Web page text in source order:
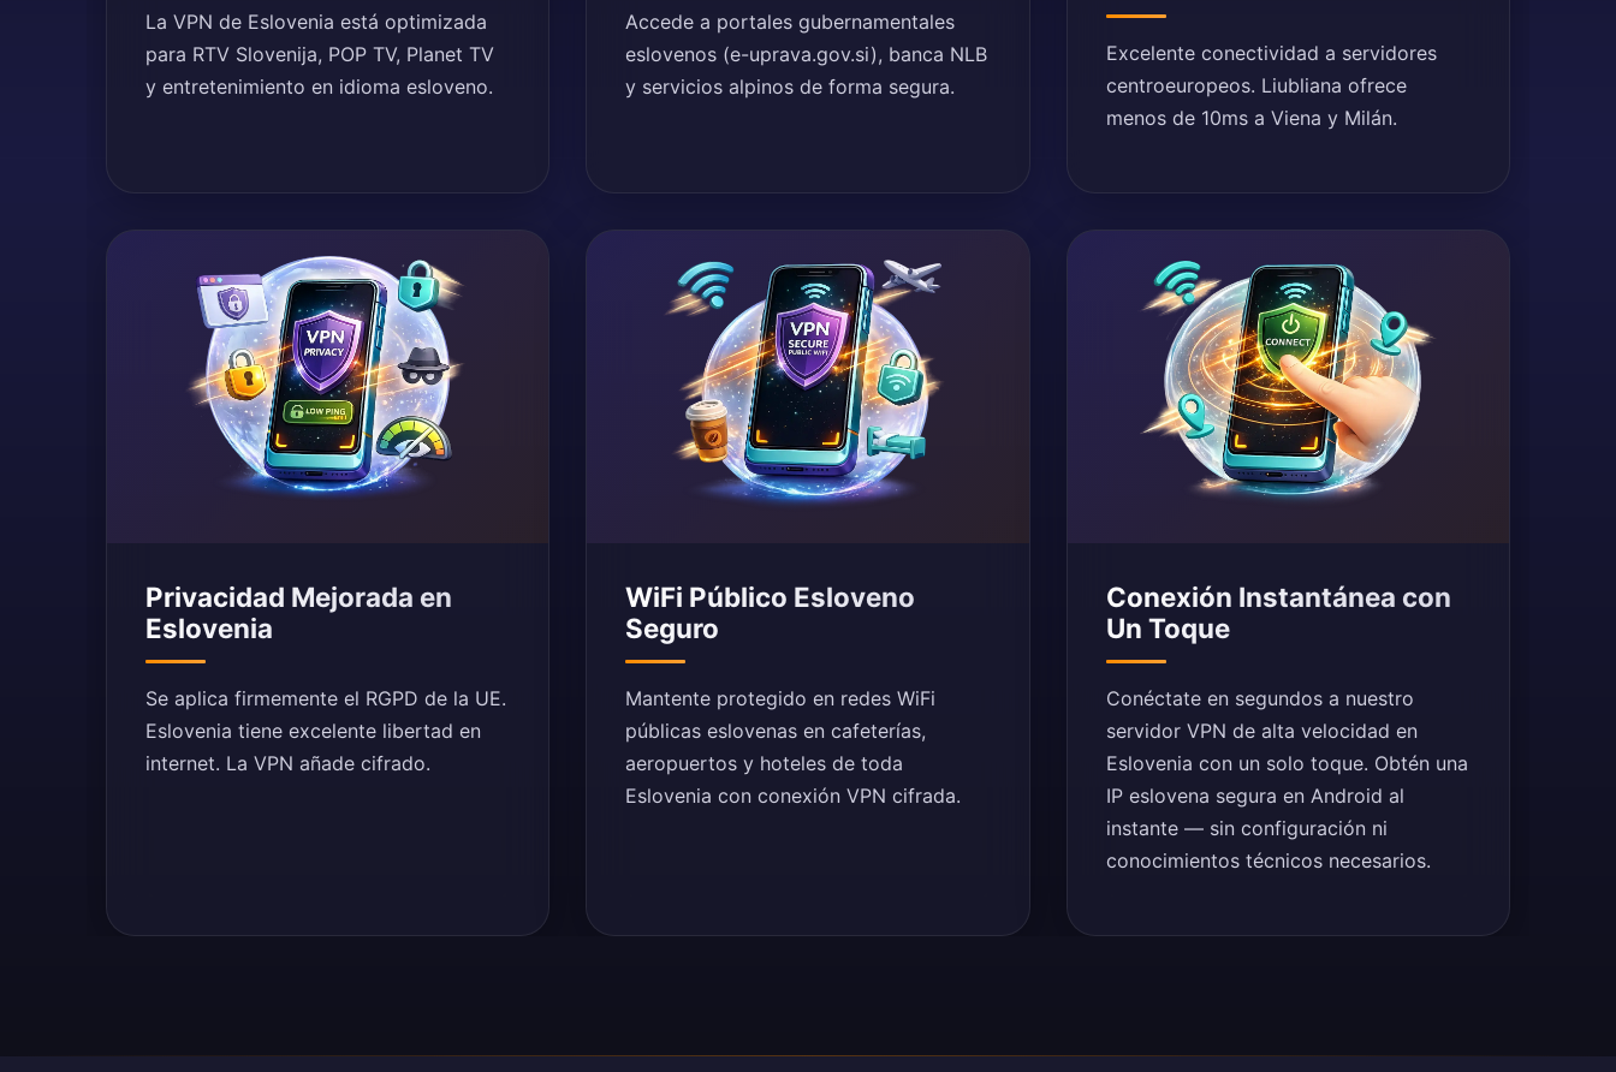
La VPN de Eslovenia está optimizada
para RTV Slovenija, POP TV, Planet TV
y entretenimiento en idioma esloveno.
Accede a portales gubernamentales
eslovenos (e-uprava.gov.si), banca NLB
y servicios alpinos de forma segura.
Excelente conectividad a servidores
centroeuropeos. Liubliana ofrece
menos de 10ms a Viena y Milán.
Privacidad Mejorada en
Eslovenia
Se aplica firmemente el RGPD de la UE.
Eslovenia tiene excelente libertad en
internet. La VPN añade cifrado.
WiFi Público Esloveno
Seguro
Mantente protegido en redes WiFi
públicas eslovenas en cafeterías,
aeropuertos y hoteles de toda
Eslovenia con conexión VPN cifrada.
Conexión Instantánea con
Un Toque
Conéctate en segundos a nuestro
servidor VPN de alta velocidad en
Eslovenia con un solo toque. Obtén una
IP eslovena segura en Android al
instante — sin configuración ni
conocimientos técnicos necesarios.